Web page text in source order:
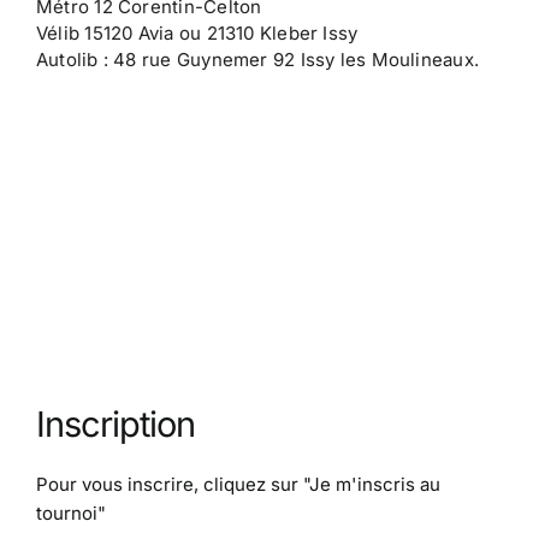
Métro 12 Corentin-Celton
Vélib 15120 Avia ou 21310 Kleber Issy
Autolib : 48 rue Guynemer 92 Issy les Moulineaux.
Inscription
Pour vous inscrire, cliquez sur "Je m'inscris au
tournoi"